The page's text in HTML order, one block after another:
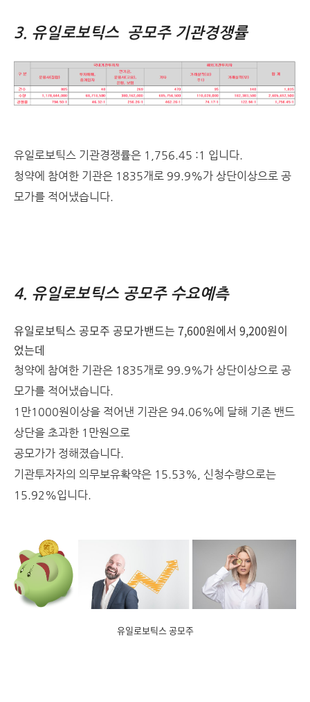
3. 유일로보틱스 공모주 기관경쟁률
유일로보틱스 기관경쟁률은 1,756.45 :1 입니다.
청약에 참여한 기관은 1835개로 99.9%가 상단이상으로 공
모가를 적어냈습니다.
4. 유일로보틱스 공모주 수요예측
유일로보틱스 공모주 공모가밴드는 7,600원에서 9,200원이
었는데
청약에 참여한 기관은 1835개로 99.9%가 상단이상으로 공
모가를 적어냈습니다.
1만1000원이상을 적어낸 기관은 94.06%에 달해 기존 밴드
상단을 초과한 1만원으로
공모가가 정해졌습니다.
기관투자자의 의무보유확약은 15.53%, 신청수량으로는
15.92%입니다.
유일로보틱스 공모주